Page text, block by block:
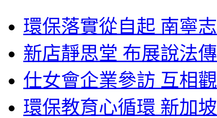
環保落實從自起 南寧
新店靜思堂 布展說法
仕女會企業參訪 互相
環保教育心循環 新加